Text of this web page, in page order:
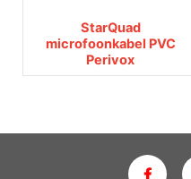
StarQuad
microfoonkabel PVC
Perivox